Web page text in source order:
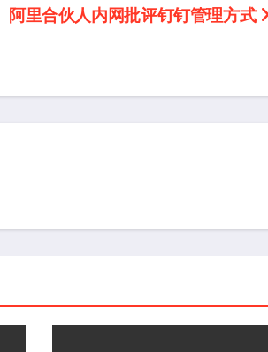
阿里合伙人内网批评钉钉管理方式